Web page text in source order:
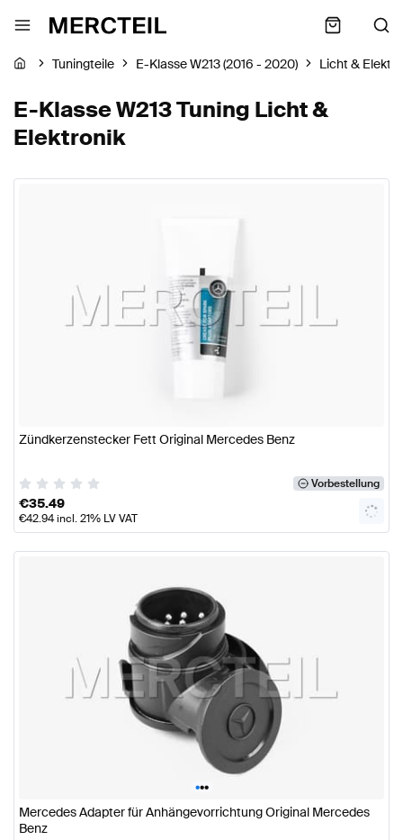
Tuningteile E-Klasse W213 (2016 - 2020) Licht &
E-Klasse W213 Tuning Licht &
Elektronik
Zündkerzenstecker Fett Original Mercedes Benz
Vorbestellung
€35.49
€42.94incl. 21% LV VAT
•••
Mercedes Adapter für Anhängevorrichtung Original Mercedes
Benz